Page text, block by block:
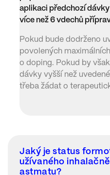
aplikaci předchozí
více než 6 vdechů
Pokud bude dodrženo
povolených
o doping. Pokud by
dávky vyšší než
třeba žádat o
Jaký je status
užívaného
astmatu?